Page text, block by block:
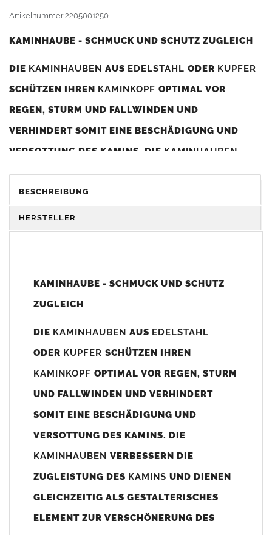
Artikelnummer2205001250
KAMINHAUBE - SCHMUCK UND SCHUTZ ZUGLEICH
DIE KAMINHAUBEN AUS EDELSTAHL ODER KUPFER
SCHÜTZEN IHREN KAMINKOPF OPTIMAL VOR
REGEN, STURM UND FALLWINDEN UND
VERHINDERT SOMIT EINE BESCHÄDIGUNG UND
VERSOTTUNG DES KAMINS. DIE KAMINHAUBEN
DIENEN GLEICHZEITIG ALS GESTALTERISCHES
ELEMENT ZUR VERSCHÖNERUNG DES BAUWERKS.
Unsere Maßangaben beziehen sich immer auf das
800mm x 740-800mm angefertigt (siehe Bild/Zeichnung unten).
angefertigt werden (bitte anfragen).
(siehe Bild/Zeichnung unten) angefertigt. Sollten die Bohrungen
nicht passen dann bitte "ohne"Bohrungen (Auswahlfeld)
bis 500mm Kaminbreite: Abstand vom Kaminrand ca.
80mm
BESCHREIBUNG
HERSTELLER
KAMINHAUBE - SCHMUCK UND SCHUTZ
ZUGLEICH
DIE KAMINHAUBEN AUS EDELSTAHL
ODER KUPFER SCHÜTZEN IHREN
KAMINKOPF OPTIMAL VOR REGEN, STURM
UND FALLWINDEN UND VERHINDERT
SOMIT EINE BESCHÄDIGUNG UND
VERSOTTUNG DES KAMINS. DIE
KAMINHAUBEN VERBESSERN DIE
ZUGLEISTUNG DES KAMINS UND DIENEN
GLEICHZEITIG ALS GESTALTERISCHES
ELEMENT ZUR VERSCHÖNERUNG DES